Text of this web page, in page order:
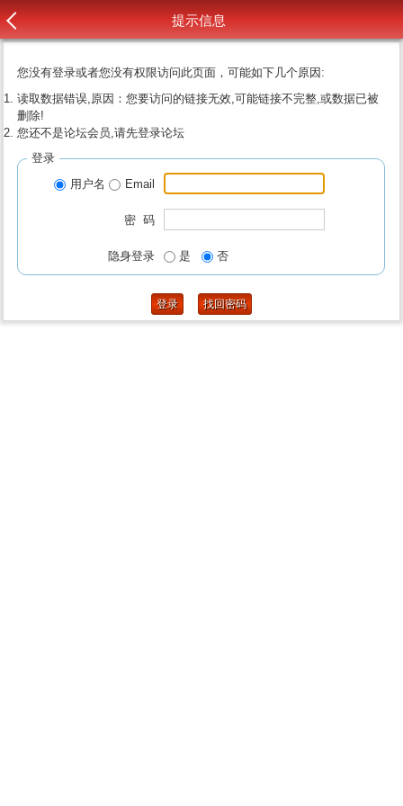
提示信息
您没有登录或者您没有权限访问此页面，可能如下几个原因:
读取数据错误,原因：您要访问的链接无效,可能链接不完整,或数据已被
删除!
您还不是论坛会员,请先登录论坛
登录
用户名
Email
密 码
隐身登录 是 否